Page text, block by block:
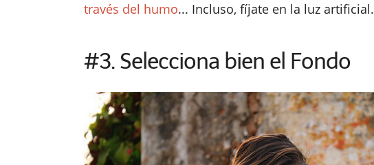
través del humo... Incluso, fíjate en la luz artificial.
#3. Selecciona bien el Fondo